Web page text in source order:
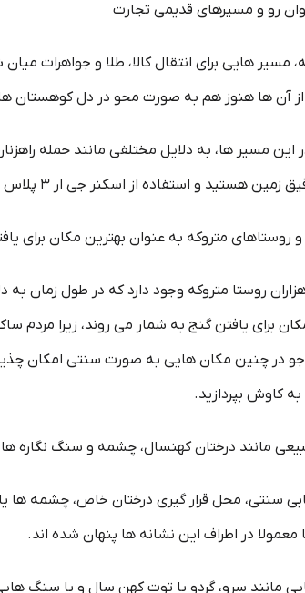
رو و مسیرهای قدیمی تجارت
مسیر هایی برای انتقال کالا، طلا و جواهرات
آن ها هنوز هم به صورت محو در دل کوهستان ها
این مسیر ها، به دلایل مختلفی مانند حمله
و استفاده از اسکنر جی ار 3 پلاس در چنین مواردی بسیار سودمند است.
و روستاهای متروکه به عنوان بهترین مکان برای
هزاران روستا متروکه وجود دارد که در طول زمان
برای یافتن گنج به شمار می روند، زیرا
در چنین مکان هایی به صورت سنتی امکان
کاوش بپردازید.
مانند درختان کهنسال، چشمه و سنگ نگاره ها
سنتی، محل قرار گیری درختان خاص، چشمه ها
معمولا در اطراف این نشانه ها پنهان شده اند.
مانند سرو، گردو یا توت کهن سال و یا سنگ